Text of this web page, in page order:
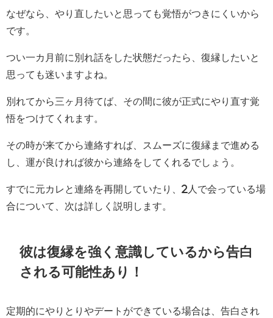
なぜなら、やり直したいと思っても覚悟がつきにくいから
です。
つい一カ月前に別れ話をした状態だったら、復縁したいと
思っても迷いますよね。
別れてから三ヶ月待てば、その間に彼が正式にやり直す覚
悟をつけてくれます。
その時が来てから連絡すれば、スムーズに復縁まで進める
し、運が良ければ彼から連絡をしてくれるでしょう。
すでに元カレと連絡を再開していたり、2人で会っている場
合について、次は詳しく説明します。
彼は復縁を強く意識しているから告白
される可能性あり！
定期的にやりとりやデートができている場合は、告白され